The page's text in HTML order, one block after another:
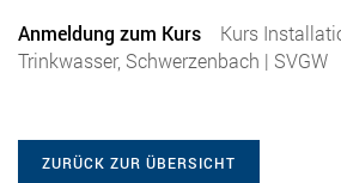
Anmeldung zum Kurs
Kurs
Trinkwasser, Schwerzenbach | SVGW
ZURÜCK ZUR ÜBERSICHT